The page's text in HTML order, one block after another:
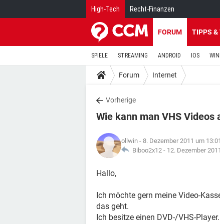
High-Tech Recht-Finanzen
FORUM TIPPS &
SPIELE STREAMING ANDROID IOS
Forum Internet
Vorherige
Wie kann man VHS Videos
ollwin - 8. Dezember 2011 um 13:01
Biboo2x12 - 12. Dezember
Hallo,
Ich möchte gern meine Video-
das geht.
Ich besitze einen DVD-/VHS-Player.